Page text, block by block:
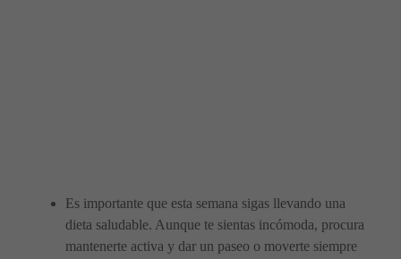
Es importante que esta semana sigas llevando una
dieta saludable. Aunque te sientas incómoda, procura
mantenerte activa y dar un paseo o moverte siempre